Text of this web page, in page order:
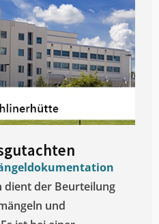
dient der Beurteilung
und